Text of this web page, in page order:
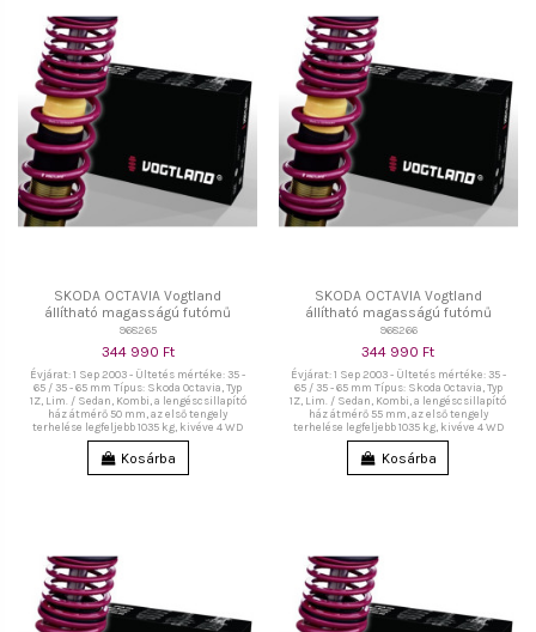
SKODA OCTAVIA Vogtland
állítható magasságú futómű
968265
344 990 Ft
Évjárat: 1 Sep 2003 - Ültetés mértéke: 35 -
65 / 35 - 65 mm Típus: Skoda Octavia, Typ
1Z, Lim. / Sedan, Kombi, a lengéscsillapító
ház átmérő 50 mm, az első tengely
terhelése legfeljebb 1035 kg, kivéve 4 WD
Kosárba
SKODA OCTAVIA Vogtland
állítható magasságú futómű
968266
344 990 Ft
Évjárat: 1 Sep 2003 - Ültetés mértéke: 35 -
65 / 35 - 65 mm Típus: Skoda Octavia, Typ
1Z, Lim. / Sedan, Kombi, a lengéscsillapító
ház átmérő 55 mm, az első tengely
terhelése legfeljebb 1035 kg, kivéve 4 WD
Kosárba